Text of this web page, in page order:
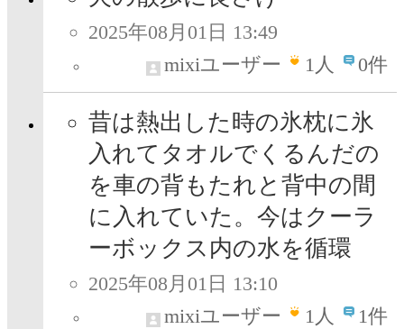
2025年08月01日 13:49
mixiユーザー
1人 0件
昔は熱出した時の氷枕に氷
入れてタオルでくるんだの
を車の背もたれと背中の間
に入れていた。今はクーラ
ーボックス内の水を循環
2025年08月01日 13:10
mixiユーザー
1人 1件